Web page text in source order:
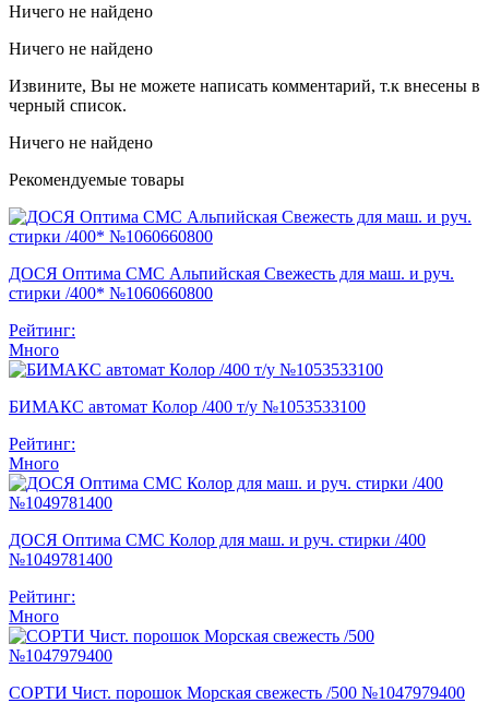
Ничего не найдено
Ничего не найдено
Извините, Вы не можете написать комментарий, т.к внесены в
черный список.
Ничего не найдено
Рекомендуемые товары
ДОСЯ Оптима СМС Альпийская Свежесть для маш. и руч.
стирки /400* №1060660800
Рейтинг:
Много
БИМАКС автомат Колор /400 т/у №1053533100
Рейтинг:
Много
ДОСЯ Оптима СМС Колор для маш. и руч. стирки /400
№1049781400
Рейтинг:
Много
СОРТИ Чист. порошок Морская свежесть /500 №1047979400